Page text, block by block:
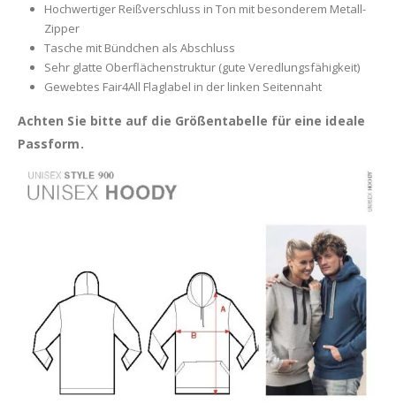
Hochwertiger Reißverschluss in Ton mit besonderem Metall-
Zipper
Tasche mit Bündchen als Abschluss
Sehr glatte Oberflächenstruktur (gute Veredlungsfähigkeit)
Gewebtes Fair4All Flaglabel in der linken Seitennaht
Achten Sie bitte auf die Größentabelle für eine ideale
Passform.